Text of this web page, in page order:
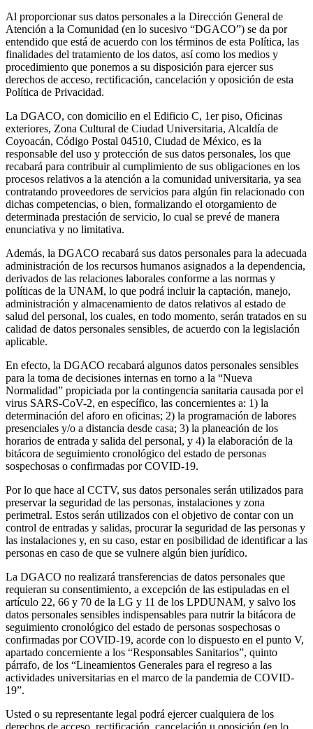
Al proporcionar sus datos personales a la Dirección General de
Atención a la Comunidad (en lo sucesivo “DGACO”) se da por
entendido que está de acuerdo con los términos de esta Política, las
finalidades del tratamiento de los datos, así como los medios y
procedimiento que ponemos a su disposición para ejercer sus
derechos de acceso, rectificación, cancelación y oposición de esta
Política de Privacidad.
La DGACO, con domicilio en el Edificio C, 1er piso, Oficinas
exteriores, Zona Cultural de Ciudad Universitaria, Alcaldía de
Coyoacán, Código Postal 04510, Ciudad de México, es la
responsable del uso y protección de sus datos personales, los que
recabará para contribuir al cumplimiento de sus obligaciones en los
procesos relativos a la atención a la comunidad universitaria, ya sea
contratando proveedores de servicios para algún fin relacionado con
dichas competencias, o bien, formalizando el otorgamiento de
determinada prestación de servicio, lo cual se prevé de manera
enunciativa y no limitativa.
Además, la DGACO recabará sus datos personales para la adecuada
administración de los recursos humanos asignados a la dependencia,
derivados de las relaciones laborales conforme a las normas y
políticas de la UNAM, lo que podrá incluir la captación, manejo,
administración y almacenamiento de datos relativos al estado de
salud del personal, los cuales, en todo momento, serán tratados en su
calidad de datos personales sensibles, de acuerdo con la legislación
aplicable.
En efecto, la DGACO recabará algunos datos personales sensibles
para la toma de decisiones internas en torno a la “Nueva
Normalidad” propiciada por la contingencia sanitaria causada por el
virus SARS-CoV-2, en específico, las concernientes a: 1) la
determinación del aforo en oficinas; 2) la programación de labores
presenciales y/o a distancia desde casa; 3) la planeación de los
horarios de entrada y salida del personal, y 4) la elaboración de la
bitácora de seguimiento cronológico del estado de personas
sospechosas o confirmadas por COVID-19.
Por lo que hace al CCTV, sus datos personales serán utilizados para
preservar la seguridad de las personas, instalaciones y zona
perimetral. Estos serán utilizados con el objetivo de contar con un
control de entradas y salidas, procurar la seguridad de las personas y
las instalaciones y, en su caso, estar en posibilidad de identificar a las
personas en caso de que se vulnere algún bien jurídico.
La DGACO no realizará transferencias de datos personales que
requieran su consentimiento, a excepción de las estipuladas en el
artículo 22, 66 y 70 de la LG y 11 de los LPDUNAM, y salvo los
datos personales sensibles indispensables para nutrir la bitácora de
seguimiento cronológico del estado de personas sospechosas o
confirmadas por COVID-19, acorde con lo dispuesto en el punto V,
apartado concerniente a los “Responsables Sanitarios”, quinto
párrafo, de los “Lineamientos Generales para el regreso a las
actividades universitarias en el marco de la pandemia de COVID-
19”.
Usted o su representante legal podrá ejercer cualquiera de los